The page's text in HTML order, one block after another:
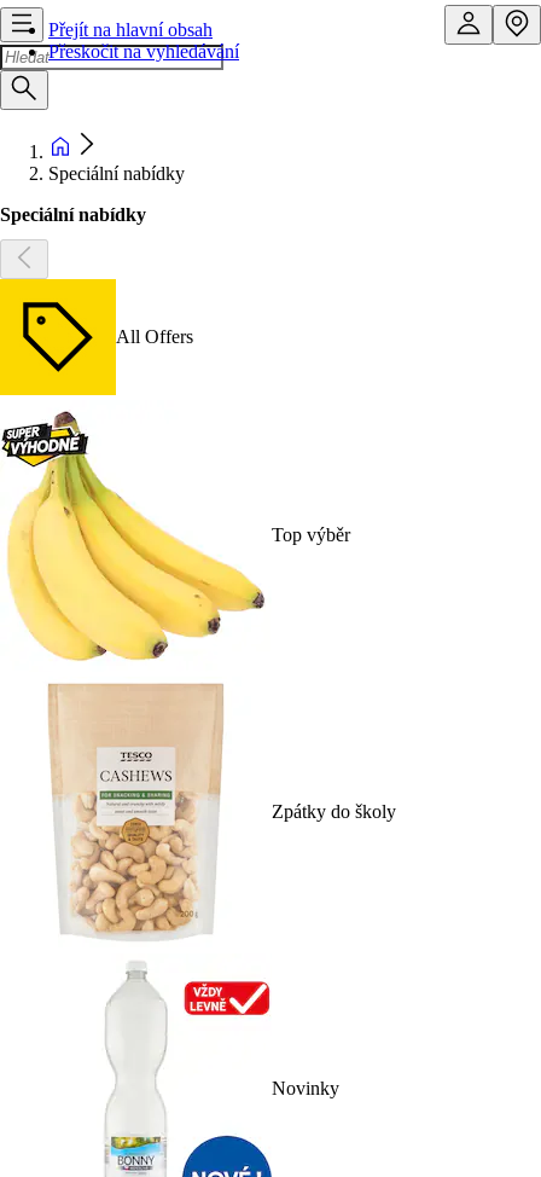
Přejít na hlavní obsah
Přeskočit na vyhledávání
Speciální nabídky
Speciální nabídky
All Offers
Top výběr
Zpátky do školy
Novinky